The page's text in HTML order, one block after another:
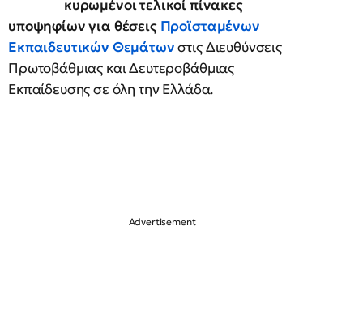
κυρωμένοι τελικοί πίνακες
υποψηφίων για θέσεις Προϊσταμένων
Εκπαιδευτικών Θεμάτωνστις Διευθύνσεις
Πρωτοβάθμιας και Δευτεροβάθμιας
Εκπαίδευσης σε όλη την Ελλάδα.